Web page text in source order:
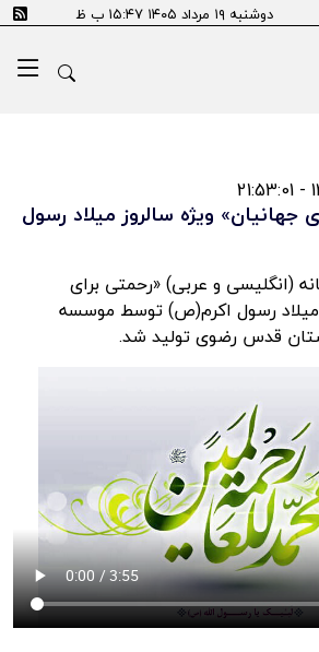
دوشنبه ۱۹ مرداد ۱۴۰۵ ۱۵:۴۷ ب ظ
جهانیان» ویژه سالروز میلاد رسول
(انگلیسی و عربی) «رحمتی برای
میلاد رسول اکرم(ص) توسط موسسه
قدس رضوی تولید شد.